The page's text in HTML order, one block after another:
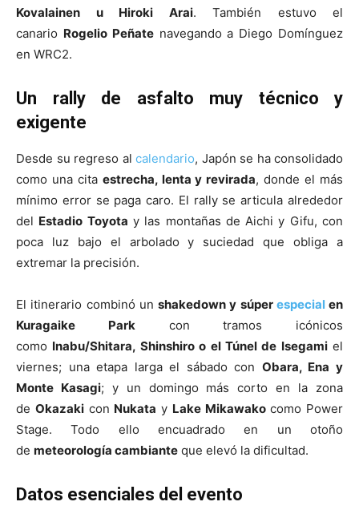
Kovalainen u Hiroki Arai. También estuvo el
canario Rogelio Peñatenavegando a Diego Domínguez
en WRC2.
Un rally de asfalto muy técnico y
exigente
Desde su regreso al calendario, Japón se ha consolidado
como una cita estrecha, lenta y revirada, donde el más
mínimo error se paga caro. El rally se articula alrededor
del Estadio Toyota y las montañas de Aichi y Gifu, con
poca luz bajo el arbolado y suciedad que obliga a
extremar la precisión.
El itinerario combinó un shakedown y súper especialen
Kuragaike Parkcon tramos icónicos
como Inabu/Shitara, Shinshiro o el Túnel de Isegamiel
viernes; una etapa larga el sábado con Obara, Ena y
Monte Kasagi; y un domingo más corto en la zona
de Okazakicon Nukata y Lake Mikawakocomo Power
Stage. Todo ello encuadrado en un otoño
de meteorología cambiante que elevó la dificultad.
Datos esenciales del evento